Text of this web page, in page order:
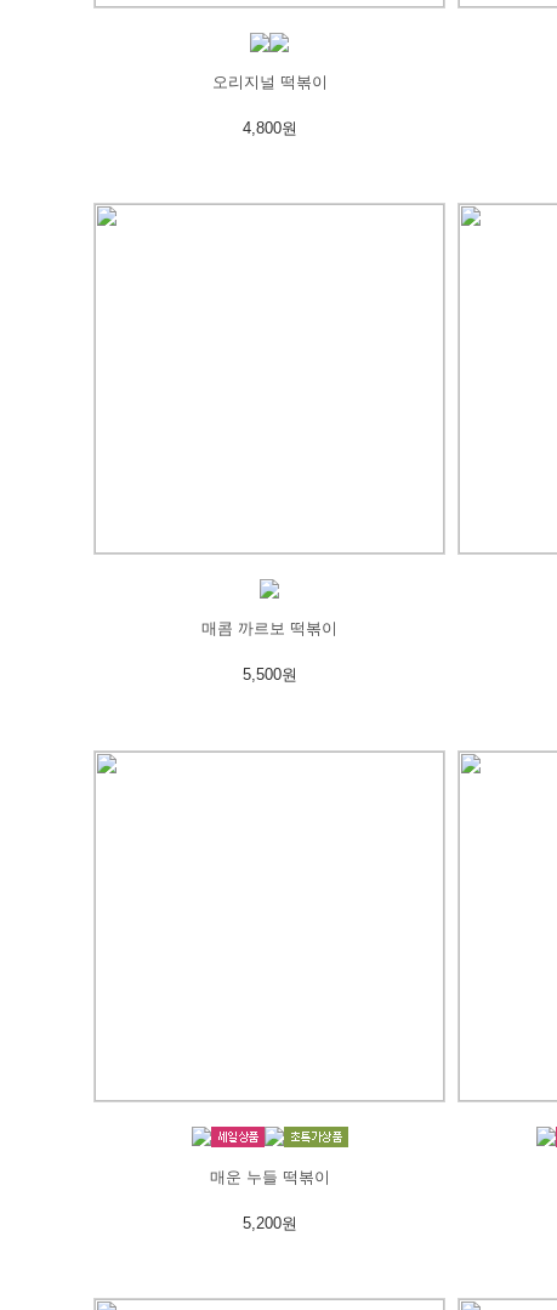
오리지널 떡볶이
4,800원
매콤 까르보 떡볶이
5,500원
매운 누들 떡볶이
5,200원